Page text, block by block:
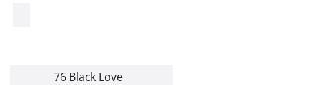
76 Black Love